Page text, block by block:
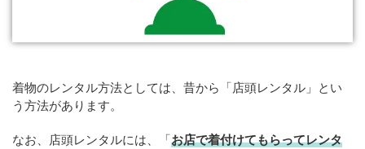
着物のレンタル方法としては、昔から「店頭レンタル」とい
う方法があります。
なお、店頭レンタルには、「お店で着付けてもらってレンタ